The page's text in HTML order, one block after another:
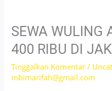
SEWA WULING
400 RIBU DI
Tinggalkan Komentar /
mbimarifah@gmail.com